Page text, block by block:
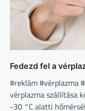
Fedezd fel a
#reklám #vérplazma
vérplazma szállítása
-30 °C alatti